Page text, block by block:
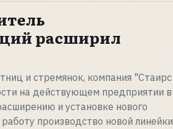
расширил
и стремянок, компания "Стаирс
на действующем предприятии в
и установке нового
производство новой линейки